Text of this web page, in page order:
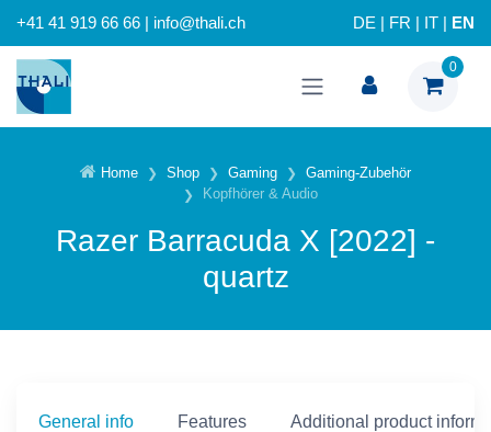
+41 41 919 66 66 | info@thali.ch DE FR IT EN
0
Home Shop Gaming
Gaming-Zubehör
Kopfhörer & Audio
Razer Barracuda X [2022] -
quartz
General info Features Additional product